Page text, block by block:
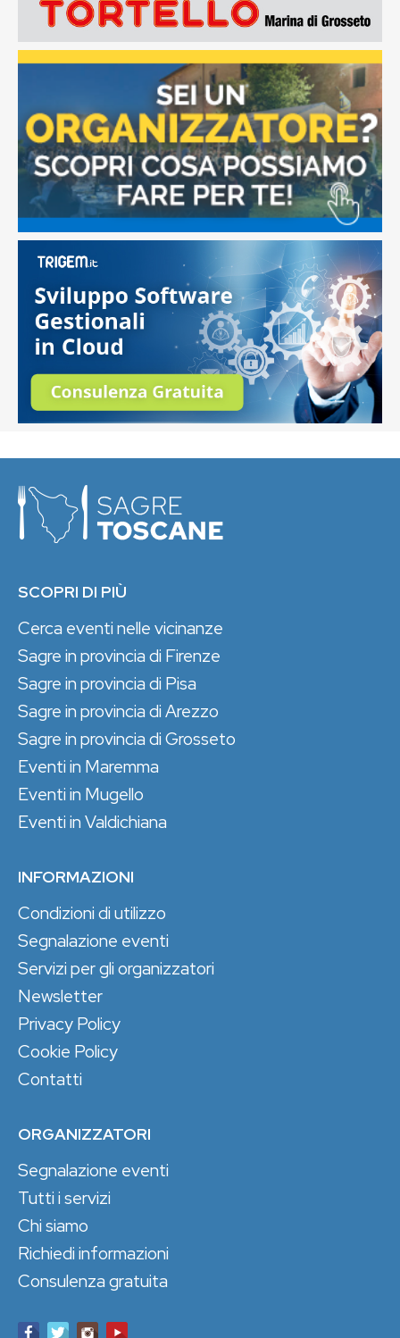
SCOPRI DI PIÙ
Cerca eventi nelle vicinanze
Sagre in provincia di Firenze
Sagre in provincia di Pisa
Sagre in provincia di Arezzo
Sagre in provincia di Grosseto
Eventi in Maremma
Eventi in Mugello
Eventi in Valdichiana
INFORMAZIONI
Condizioni di utilizzo
Segnalazione eventi
Servizi per gli organizzatori
Newsletter
Privacy Policy
Cookie Policy
Contatti
ORGANIZZATORI
Segnalazione eventi
Tutti i servizi
Chi siamo
Richiedi informazioni
Consulenza gratuita